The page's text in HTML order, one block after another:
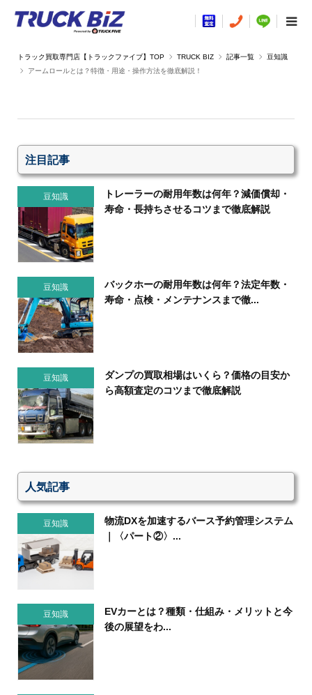
TRUCK BIZ 記事一覧
豆知識
アームロールとは？特徴・用途・操作方法を徹底解説！
注目記事
豆知識
トレーラーの耐用年数は何年？減価償却・
寿命・長持ちさせるコツまで徹底解説
豆知識
バックホーの耐用年数は何年？法定年数・
寿命・点検・メンテナンスまで徹...
豆知識
ダンプの買取相場はいくら？価格の目安か
ら高額査定のコツまで徹底解説
人気記事
豆知識
物流DXを加速するバース予約管理システム
｜〈パート②〉...
豆知識
EVカーとは？種類・仕組み・メリットと今
後の展望をわ...